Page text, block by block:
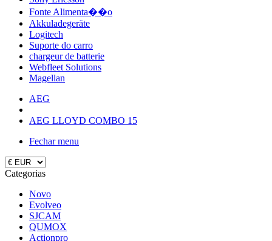
Fonte Alimenta��o
Akkuladegeräte
Logitech
Suporte do carro
chargeur de batterie
Webfleet Solutions
Magellan
AEG
AEG LLOYD COMBO 15
Fechar menu
Categorias
Novo
Evolveo
SJCAM
QUMOX
Actionpro